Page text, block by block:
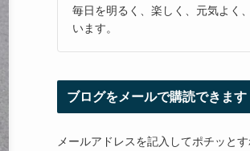
毎日を明るく、楽しく、元気よく
います。
ブログをメールで購読できます
メールアドレスを記入してポチッと